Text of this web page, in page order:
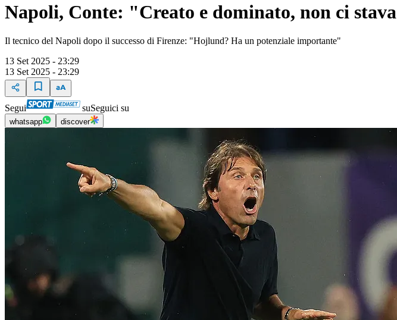
Napoli, Conte: "Creato e dominato, non ci
Il tecnico del Napoli dopo il successo di Firenze: "Hojlund? Ha un potenziale importante"
13 Set 2025 - 23:29
13 Set 2025 - 23:29
Segui suSeguici su
whatsapp discover